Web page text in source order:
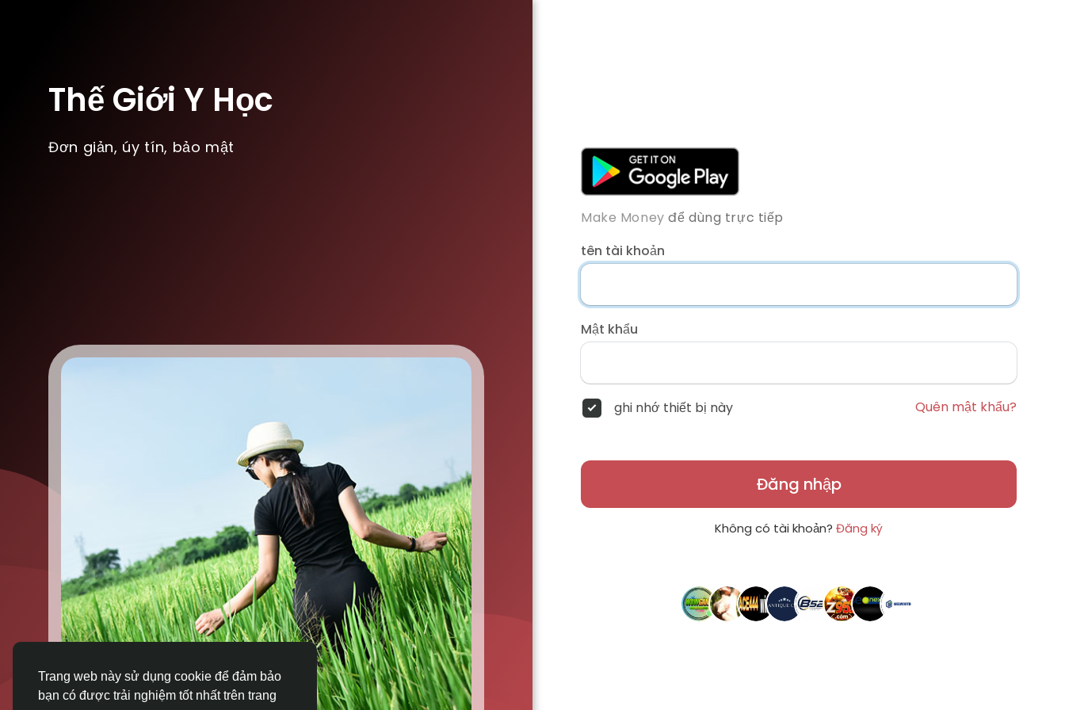
Trang web này sử dụng cookie để đảm bảo
bạn có được trải nghiệm tốt nhất trên trang
Thế Giới Y Học
Đơn giản, úy tín, bảo mật
Make Money để dùng trực tiếp
tên tài khoản
Mật khẩu
ghi nhớ thiết bị này Quên mật khẩu?
Đăng nhập
Không có tài khoản? Đăng ký